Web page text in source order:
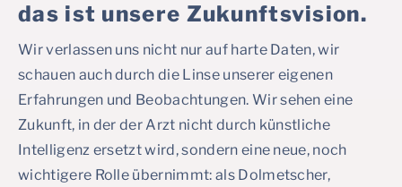
das ist unsere Zukunftsvision.
Wir verlassen uns nicht nur auf harte Daten, wir
schauen auch durch die Linse unserer eigenen
Erfahrungen und Beobachtungen. Wir sehen eine
Zukunft, in der der Arzt nicht durch künstliche
Intelligenz ersetzt wird, sondern eine neue, noch
wichtigere Rolle übernimmt: als Dolmetscher,